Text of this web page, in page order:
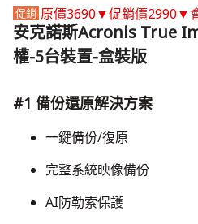
原價3690▼促銷價2990▼
安克諾斯Acronis True
權-5台裝置-盒裝版
#1 備份還原解決方案
一鍵備份/復原
完整系統映像備份
AI防勒索保護